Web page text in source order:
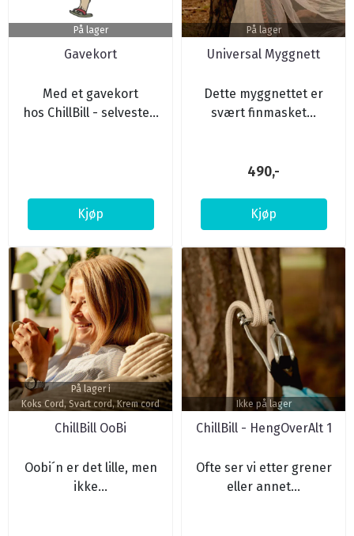
På lager
Gavekort
Med et gavekort
hos ChillBill - selveste...
Kjøp
På lager
Universal Myggnett
Dette myggnettet er
svært finmasket...
490,-
Kjøp
På lager i
Koks Cord, Svart cord, Krem cord
ChillBill OoBi
Oobi´n er det lille, men
ikke...
Ikke på lager
ChillBill - HengOverAlt 1
Ofte ser vi etter grener
eller annet...